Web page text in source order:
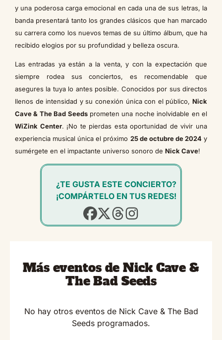
y una poderosa carga emocional en cada una de sus letras, la
banda presentará tanto los grandes clásicos que han marcado
su carrera como los nuevos temas de su último álbum, que ha
recibido elogios por su profundidad y belleza oscura.
Las entradas ya están a la venta, y con la expectación que
siempre rodea sus conciertos, es recomendable que
asegures la tuya lo antes posible. Conocidos por sus directos
llenos de intensidad y su conexión única con el público, Nick
Cave & The Bad Seedsprometen una noche inolvidable en el
WiZink Center. ¡No te pierdas esta oportunidad de vivir una
experiencia musical única el próximo 25 de octubre de 2024y
sumérgete en el impactante universo sonoro de Nick Cave!
¿TE GUSTA ESTE CONCIERTO?
¡COMPÁRTELO EN TUS REDES!
Más eventos de Nick Cave &
The Bad Seeds
No hay otros eventos de Nick Cave & The Bad
Seeds programados.